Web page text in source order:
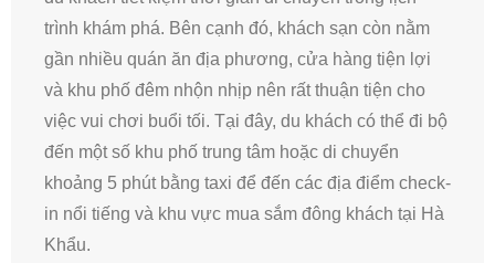
trình khám phá. Bên cạnh đó, khách sạn còn nằm
gần nhiều quán ăn địa phương, cửa hàng tiện lợi
và khu phố đêm nhộn nhịp nên rất thuận tiện cho
việc vui chơi buổi tối. Tại đây, du khách có thể đi bộ
đến một số khu phố trung tâm hoặc di chuyển
khoảng 5 phút bằng taxi để đến các địa điểm check-
in nổi tiếng và khu vực mua sắm đông khách tại Hà
Khẩu.